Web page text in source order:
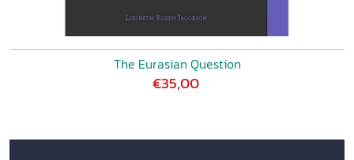
The Eurasian Question
€35,00